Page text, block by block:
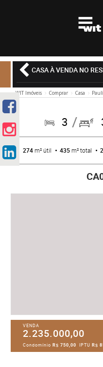
CASA À VENDA NO
WIT Imóveis Comprar Casa
3
274m² útil 435m² total
VENDA
2.235.000,00
CondomínioR$ 750,00 IPTUR$